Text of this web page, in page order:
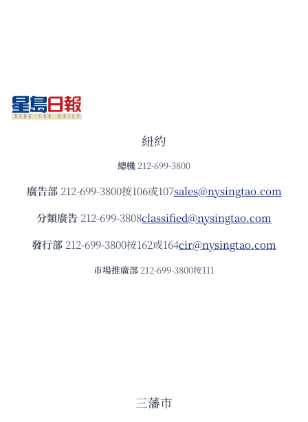
紐約
總機 212-699-3800
廣告部212-699-3800按106或107sales@nysingtao.com
分類廣告 212-699-3808classified@nysingtao.com
發⾏部 212-699-3800按162或164cir@nysingtao.com
市場推廣部 212-699-3800按111
三藩市